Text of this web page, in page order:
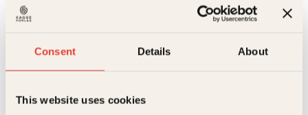
Consent Details About
This website uses cookies
Varen må leveres tilbake til oss i tilnærmet samme stand
OBS! Det er ikke angre- eller returrett på e-bøker eller
Du kan ta utskrift av angrerettskjema i PDF her